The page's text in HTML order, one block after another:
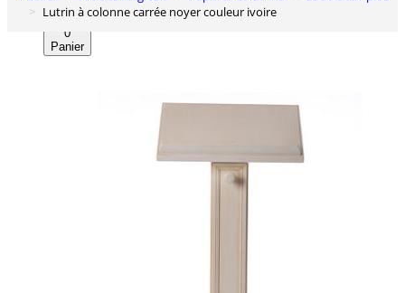
0
Panier
Lutrin à colonne carrée noyer couleur ivoire